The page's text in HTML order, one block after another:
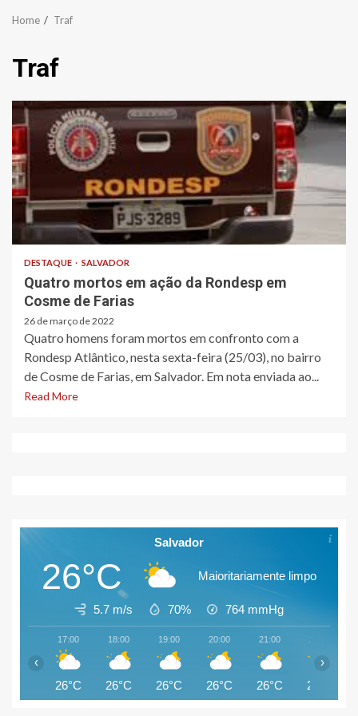
Home Traf
Traf
DESTAQUE SALVADOR
Quatro mortos em ação da Rondesp em
Cosme de Farias
26 de março de 2022
Quatro homens foram mortos em confronto com a
Rondesp Atlântico, nesta sexta-feira (25/03), no bairro
de Cosme de Farias, em Salvador. Em nota enviada ao...
Read More
Salvador
26°C Maioritariamente limpo
5.7 m/s 70% 764 mmHg
17:00
26°C
18:00
26°C
19:00
26°C
20:00
26°C
21:00
26°C
22:00
26°C
‹ ›